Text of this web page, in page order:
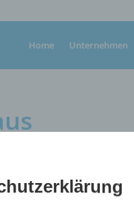
Home Unternehmen